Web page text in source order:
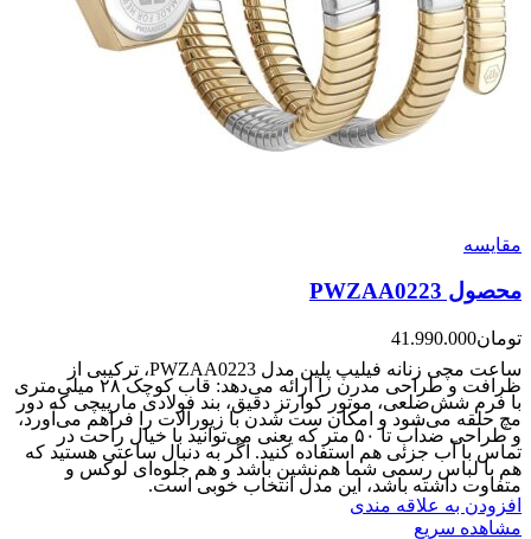
مقایسه
محصول PWZAA0223
تومان41.990.000
ساعت مچی زنانه فیلیپ پلین مدل PWZAA0223، ترکیبی از
ظرافت و طراحی مدرن را ارائه می‌دهد: قاب کوچک ۲۸ میلی‌متری
با فرم شش‌ضلعی، موتور کوارتز دقیق، بند فولادی مارپیچی که دور
مچ حلقه می‌شود و امکان ست شدن با زیورآلات را فراهم می‌آورد،
و طراحی ضدآب تا ۵۰ متر که یعنی می‌توانید با خیال راحت در
تماس‌ با آب جزئی هم استفاده کنید. اگر به دنبال ساعتی هستید که
هم با لباس رسمی شما هم‌نشین باشد و هم جلوه‌ای لوکس و
متفاوت داشته باشد، این مدل انتخاب خوبی است.
افزودن به علاقه مندی
مشاهده سریع